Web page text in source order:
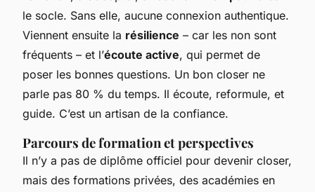
le socle. Sans elle, aucune connexion authentique.
Viennent ensuite la résilience – car les non sont
fréquents – et l’écoute active, qui permet de
poser les bonnes questions. Un bon closer ne
parle pas 80 % du temps. Il écoute, reformule, et
guide. C’est un artisan de la confiance.
Parcours de formation et perspectives
Il n’y a pas de diplôme officiel pour devenir closer,
mais des formations privées, des académies en